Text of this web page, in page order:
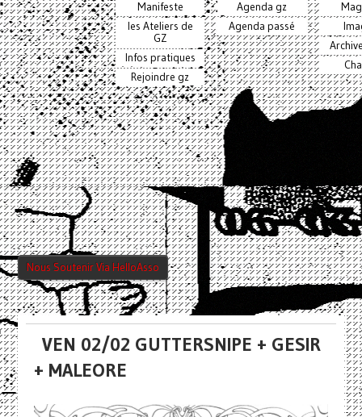
Manifeste
les Ateliers de
GZ
Infos pratiques
Rejoindre gz
Agenda gz
Agenda passé
Nous Soutenir Via HelloAsso
VEN 02/02 GUTTERSNIPE + GESIR
+ MALEORE